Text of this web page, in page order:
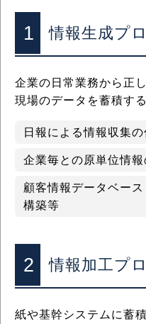
1 情報生成プ
企業の日常業務から正
現場のデータを蓄積す
日報による情報収集の
企業毎との原単位情
顧客情報データベー
構築等
2 情報加工プ
紙や基幹システムに蓄